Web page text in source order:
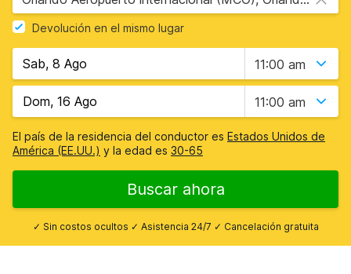
Devolución en el mismo lugar
11:00 am
11:00 am
El país de la residencia del conductor es Estados Unidos de
América (EE.UU.) y la edad es 30-65
Buscar ahora
✓ Sin costos ocultos ✓ Asistencia 24/7 ✓ Cancelación gratuita